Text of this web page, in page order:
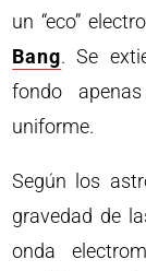
un “eco”
Bang. Se
fondo
uniforme.
Según los
gravedad de
onda